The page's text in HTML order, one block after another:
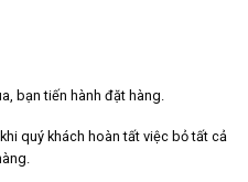
bạn tiến hành đặt hàng.
quý khách hoàn tất việc bỏ tất cả